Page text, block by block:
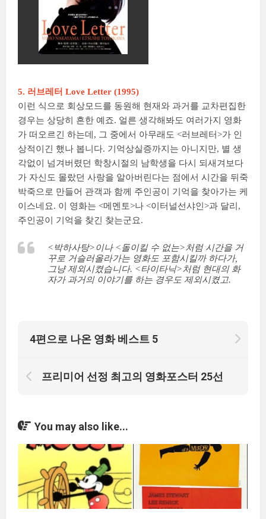
5. 러브레터 Love Letter (1995)
이런 식으로 회상모드를 동원해 현재와 과거를 교차편집한
경우는 상당히 흔한 예죠. 얼른 생각해봐도 여러가지 영화
가 떠오르긴 하는데, 그 중에서 아무래도 <러브레터>가 인
상적이긴 했나 봅니다. 기억상실증까지는 아니지만, 별 생
각없이 넘겨버렸던 학창시절의 남학생을 다시 되새겨보다
가 자신도 몰랐던 사랑을 알아버린다는 점에서 시간을 뒤죽
박죽으로 만들어 관객과 함께 주인공이 기억을 찾아가는 케
이스네요. 이 영화는 <메멘토>나 <이터널선샤인>과 달리,
주인공이 기억을 찾긴 찾는군요.
<박하사탕>이나 <돌이킬 수 없는>처럼 시간을 거
꾸로 거슬러올라가는 영화도 포함시킬까 하다가,
그냥 제외시켰습니다. <타이타닉>처럼 현대의 화
자가 과거의 이야기를 하는 경우도 제외시켰고.
4편으로 나온 영화 베스트 5
프리미어 선정 최고의 영화포스터 25선
You may also like...